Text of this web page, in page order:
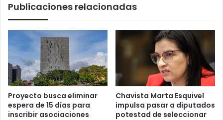
Publicaciones relacionadas
Proyecto busca eliminar
espera de 15 días para
inscribir asociaciones
Chavista Marta Esquivel
impulsa pasar a diputados
potestad de seleccionar